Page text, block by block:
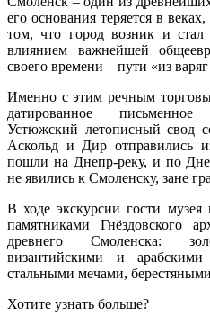
его основания теряется в
том, что город возник и стал
влиянием важнейшей
своего времени – пути «из
Именно с этим речным
датированное
Устюжский летописный свод
Аскольд и Дир отправились
пошли на Днепр-реку, и по
не явились к Смоленску, зане
В ходе экскурсии гости музея
памятниками Гнёздовского
древнего Смоленска:
византийскими и арабскими
стальными мечами,
Хотите узнать больше?